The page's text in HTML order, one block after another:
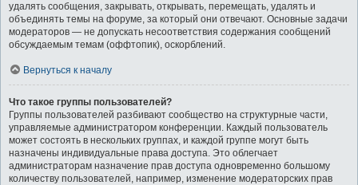
удалять сообщения, закрывать, открывать, перемещать, удалять и
объединять темы на форуме, за который они отвечают. Основные задачи
модераторов — не допускать несоответствия содержания сообщений
обсуждаемым темам (оффтопик), оскорблений.
Вернуться к началу
Что такое группы пользователей?
Группы пользователей разбивают сообщество на структурные части,
управляемые администратором конференции. Каждый пользователь
может состоять в нескольких группах, и каждой группе могут быть
назначены индивидуальные права доступа. Это облегчает
администраторам назначение прав доступа одновременно большому
количеству пользователей, например, изменение модераторских прав